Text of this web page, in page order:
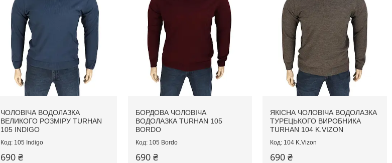
ЧОЛОВІЧА ВОДОЛАЗКА
ВЕЛИКОГО РОЗМІРУ TURHAN
105 INDIGO
105 Indigo
690 ₴
БОРДОВА ЧОЛОВІЧА
ВОДОЛАЗКА TURHAN 105
BORDO
105 Bordo
690 ₴
ЯКІСНА ЧОЛОВІЧА ВОДОЛАЗКА
ТУРЕЦЬКОГО ВИРОБНИКА
TURHAN 104 K.VIZON
104 K.Vizon
690 ₴